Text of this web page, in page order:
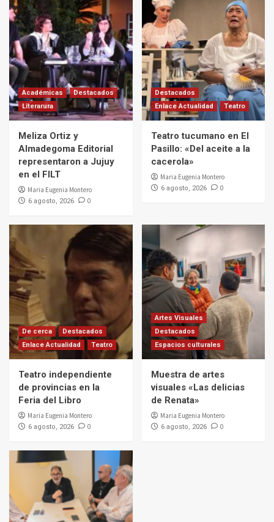
Académicas
Destacados
Literarura
Meliza Ortiz y
Almadegoma Editorial
representaron a Jujuy
en el FILT
Maria Eugenia Montero
6 agosto, 2026 0
Destacados
Enlace Actualidad
Teatro
Teatro tucumano en El
Pasillo: «Del aceite a la
cacerola»
Maria Eugenia Montero
6 agosto, 2026 0
De cerca
Destacados
Enlace Actualidad
Teatro
Teatro independiente
de provincias en la
Feria del Libro
Maria Eugenia Montero
6 agosto, 2026 0
Artes Visuales
Destacados
Espacios culturales
Muestra de artes
visuales «Las delicias
de Renata»
Maria Eugenia Montero
6 agosto, 2026 0